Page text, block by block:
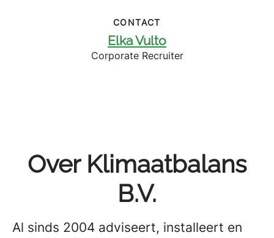
CONTACT
Elka Vulto
Corporate Recruiter
Over Klimaatbalans
B.V.
Al sinds 2004 adviseert, installeert en